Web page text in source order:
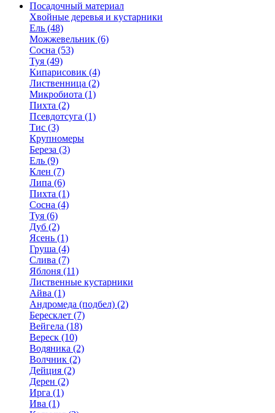
Посадочный материал
Хвойные деревья и кустарники
Ель (48)
Можжевельник (6)
Сосна (53)
Туя (49)
Кипарисовик (4)
Лиственница (2)
Микробиота (1)
Пихта (2)
Псевдотсуга (1)
Тис (3)
Крупномеры
Береза (3)
Ель (9)
Клен (7)
Липа (6)
Пихта (1)
Сосна (4)
Туя (6)
Дуб (2)
Ясень (1)
Груша (4)
Слива (7)
Яблоня (11)
Лиственные кустарники
Айва (1)
Андромеда (подбел) (2)
Бересклет (7)
Вейгела (18)
Вереск (10)
Водяника (2)
Волчник (2)
Дейция (2)
Дерен (2)
Ирга (1)
Ива (1)